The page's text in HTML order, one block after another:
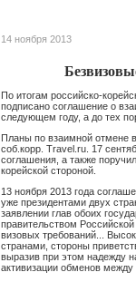
14 ноября 2013
По итогам российско-
подписано соглашение о
следующем году, а до тех
Планы по взаимной отмене
соб.корр. Travel.ru. 17
соглашения, а также
корейской стороной.
13 ноября 2013 года
уже президентами двух
заявлении глав обоих
правительством
визовых требований...
странами, стороны
выразив при этом надежду
активизации обменов